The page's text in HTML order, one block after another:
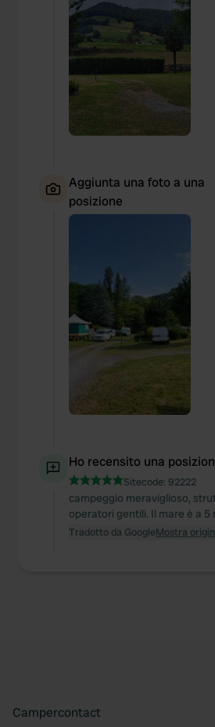
Aggiunta una foto a una
posizione
Ho recensito una
Sitecode: 92222
campeggio meraviglioso,
operatori gentili. Il mare è a
Tradotto da GoogleMostra
Campercontact